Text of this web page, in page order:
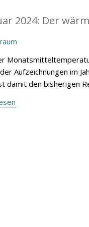
2024: Der
Aufzeichnungen im
damit den bisherigen